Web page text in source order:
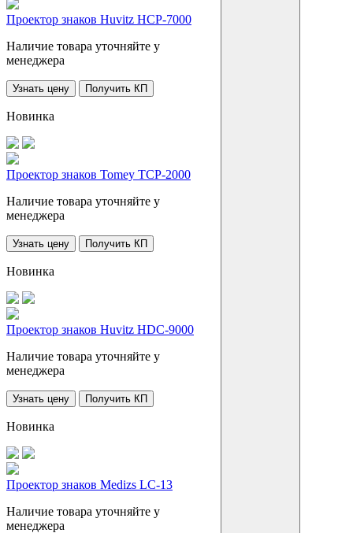
Проектор знаков Huvitz HCP-7000
Наличие товара уточняйте у
менеджера
Узнать цену Получить КП
Новинка
Проектор знаков Tomey TCP-2000
Наличие товара уточняйте у
менеджера
Узнать цену Получить КП
Новинка
Проектор знаков Huvitz HDC-9000
Наличие товара уточняйте у
менеджера
Узнать цену Получить КП
Новинка
Проектор знаков Medizs LC-13
Наличие товара уточняйте у
менеджера